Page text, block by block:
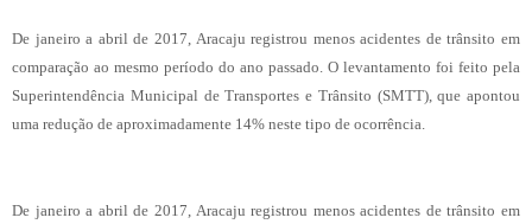
De janeiro a abril de 2017, Aracaju registrou menos acidentes de trânsito em
comparação ao mesmo período do ano passado. O levantamento foi feito pela
Superintendência Municipal de Transportes e Trânsito (SMTT), que apontou
uma redução de aproximadamente 14% neste tipo de ocorrência.
De janeiro a abril de 2017, Aracaju registrou menos acidentes de trânsito em